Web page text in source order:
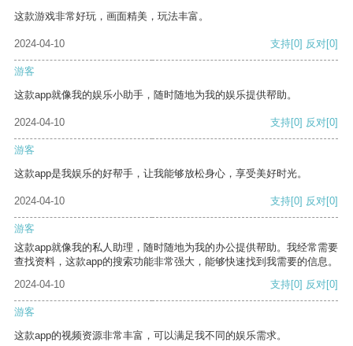
这款游戏非常好玩，画面精美，玩法丰富。
2024-04-10 支持[0] 反对[0]
游客
这款app就像我的娱乐小助手，随时随地为我的娱乐提供帮助。
2024-04-10 支持[0] 反对[0]
游客
这款app是我娱乐的好帮手，让我能够放松身心，享受美好时光。
2024-04-10 支持[0] 反对[0]
游客
这款app就像我的私人助理，随时随地为我的办公提供帮助。我经常需要
查找资料，这款app的搜索功能非常强大，能够快速找到我需要的信息。
2024-04-10
支持[0] 反对[0]
游客
这款app的视频资源非常丰富，可以满足我不同的娱乐需求。